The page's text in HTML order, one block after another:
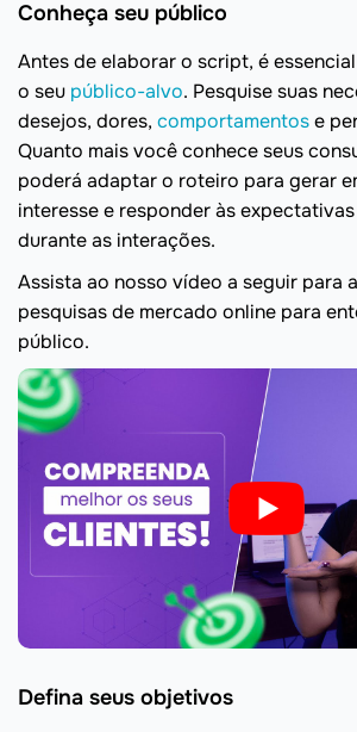
Conheça seu público
Antes de elaborar o script, é
o seu público-alvo. Pesquise suas
desejos, dores, comportamentose
Quanto mais você conhece seus
poderá adaptar o roteiro para gerar
interesse e responder às
durante as interações.
Assista ao nosso vídeo a seguir para
pesquisas de mercado online para
público.
Defina seus objetivos